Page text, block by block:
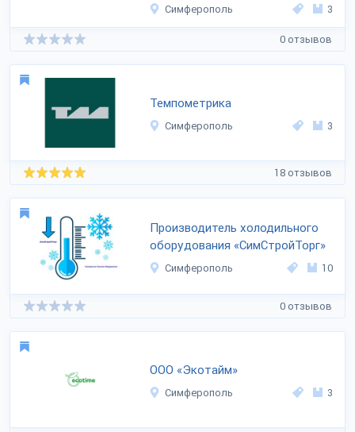
Симферополь 3
0 отзывов
Темпометрика
Симферополь 3
18 отзывов
Производитель холодильного
оборудования «СимСтройТорг»
Симферополь 10
0 отзывов
ООО «Экотайм»
Симферополь 3